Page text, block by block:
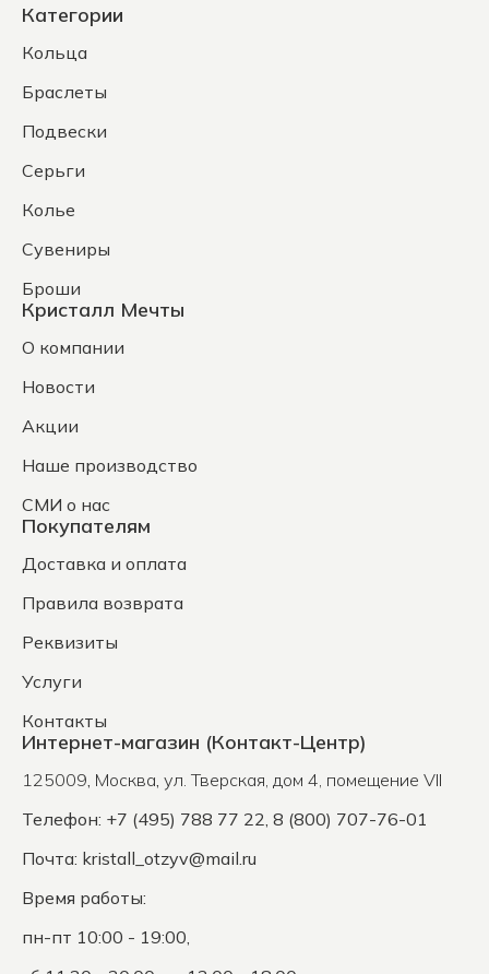
Категории
Кольца
Браслеты
Подвески
Серьги
Колье
Сувениры
Броши
Кристалл Мечты
О компании
Новости
Акции
Наше производство
СМИ о нас
Покупателям
Доставка и оплата
Правила возврата
Реквизиты
Услуги
Контакты
Интернет-магазин (Контакт-Центр)
125009, Москва, ул. Тверская, дом 4, помещение VII
Телефон: +7 (495) 788 77 22, 8 (800) 707-76-01
Почта: kristall_otzyv@mail.ru
Время работы:
пн-пт 10:00 - 19:00,